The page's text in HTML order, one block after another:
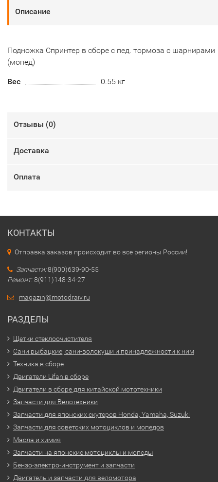
Описание
Подножка Спринтер в сборе с пед. тормоза с шарнирами
(мопед)
Вес 0.55 кг
Отзывы (0)
Доставка
Оплата
КОНТАКТЫ
Отправка заказов происходит во все регионы России!
Запчасти:8(900)639-90-55
Ремонт:8(911)148-34-27
magazin@motodraiv.ru
РАЗДЕЛЫ
Щетки стеклоочистителя
Сани рыбацкие, сани-волокуши и принадлежности к ним
Техника в сборе
Двигатели Lifan в сборе
Двигатели в сборе для китайской мототехники
Запчасти для Велотехники
Запчасти для японских скутеров Honda, Yamaha, Suzuki
Запчасти для советских мотоциклов и мопедов
Масла и химия
Запчасти на японские мотоциклы и мопеды
Бензо-электро-инструмент и запчасти
Двигатель и запчасти для веломотора